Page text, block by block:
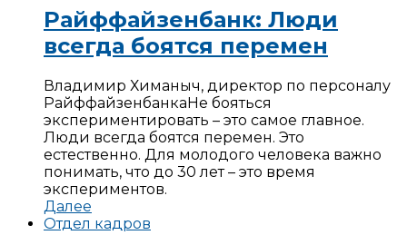
Райффайзенбанк: Люди
всегда боятся перемен
Владимир Химаныч, директор по персоналу
Райффайзенбанка Не бояться
экспериментировать – это самое главное.
Люди всегда боятся перемен. Это
естественно. Для молодого человека важно
понимать, что до 30 лет – это время
экспериментов.
Далее
Отдел кадров